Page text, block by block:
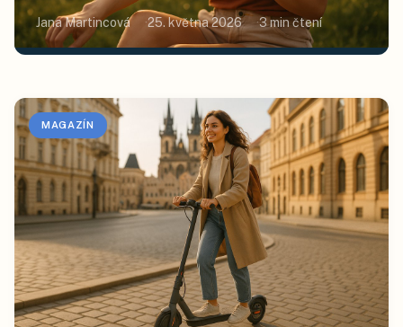
Jana Martincová 25. května 2026 3min čtení
MAGAZÍN